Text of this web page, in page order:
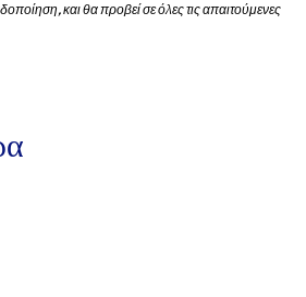
και θα προβεί σε όλες τις απαιτούμενες